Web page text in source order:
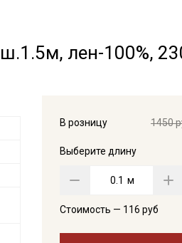
лен-100%,
В розницу 1450
Выберите длину
м
Стоимость — 116 руб